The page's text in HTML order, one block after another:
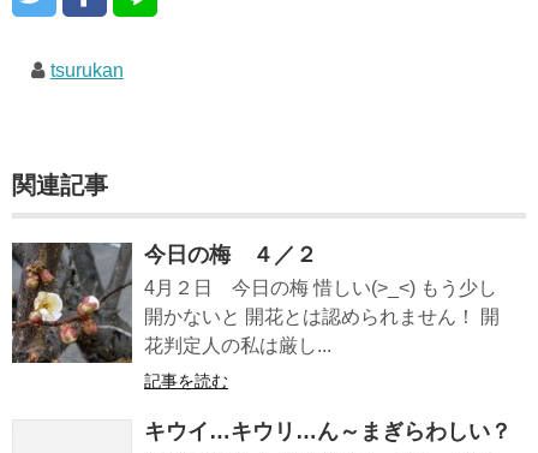
tsurukan
関連記事
今日の梅 ４／２
4月２日 今日の梅 惜しい(>_<) もう少し
開かないと 開花とは認められません！ 開
花判定人の私は厳し...
記事を読む
キウイ…キウリ…ん～まぎらわしい？